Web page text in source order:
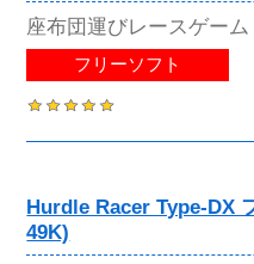
座布団運びレースゲーム
フリーソフト
Hurdle Racer Type-DX
49K)